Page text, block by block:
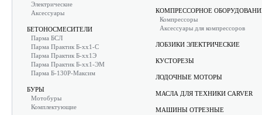
Электрические
Аксессуары
БЕТОНОСМЕСИТЕЛИ
Парма БСЛ
Парма Практик Б-хх1-С
Парма Практик Б-хх1Э
Парма Практик Б-хх1-ЭМ
Парма Б-130Р-Максим
БУРЫ
Мотобуры
Комплектующие
КОМПРЕССОРНОЕ
Компрессоры
Аксессуары для компрессоров
ЛОБЗИКИ ЭЛЕКТРИЧЕСКИЕ
КУСТОРЕЗЫ
ЛОДОЧНЫЕ МОТОРЫ
МАСЛА ДЛЯ ТЕХНИКИ CARVER
МАШИНЫ ОТРЕЗНЫЕ